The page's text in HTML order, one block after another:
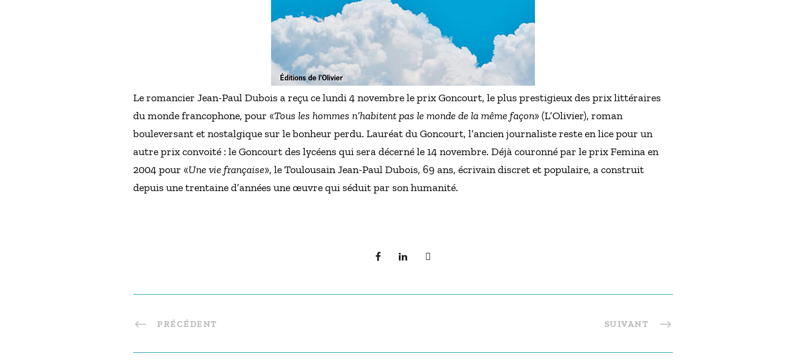
Le romancier Jean-Paul Dubois a reçu ce lundi 4 novembre le prix Goncourt, le plus prestigieux des prix littéraires
du monde francophone, pour «Tous les hommes n’habitent pas le monde de la même façon» (L’Olivier), roman
bouleversant et nostalgique sur le bonheur perdu. Lauréat du Goncourt, l’ancien journaliste reste en lice pour un
autre prix convoité : le Goncourt des lycéens qui sera décerné le 14 novembre. Déjà couronné par le prix Femina en
2004 pour «Une vie française», le Toulousain Jean-Paul Dubois, 69 ans, écrivain discret et populaire, a construit
depuis une trentaine d’années une œuvre qui séduit par son humanité.
PRÉCÉDENT SUIVANT